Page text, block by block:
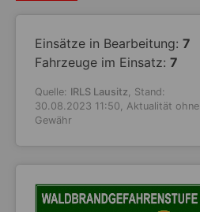
Einsätze in Bearbeitung: 7
Fahrzeuge im Einsatz: 7
Quelle: IRLS Lausitz, Stand:
30.08.2023 11:50, Aktualität ohne
Gewähr